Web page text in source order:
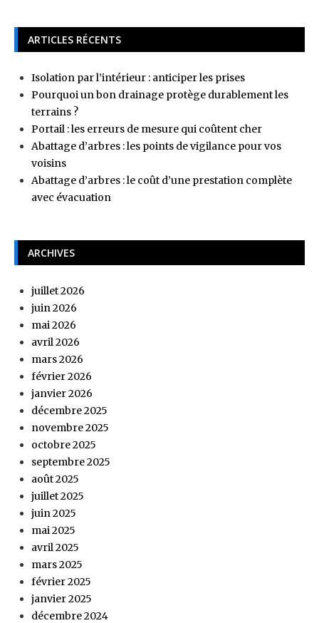
ARTICLES RÉCENTS
Isolation par l’intérieur : anticiper les prises
Pourquoi un bon drainage protège durablement les
terrains ?
Portail : les erreurs de mesure qui coûtent cher
Abattage d’arbres : les points de vigilance pour vos
voisins
Abattage d’arbres : le coût d’une prestation complète
avec évacuation
ARCHIVES
juillet 2026
juin 2026
mai 2026
avril 2026
mars 2026
février 2026
janvier 2026
décembre 2025
novembre 2025
octobre 2025
septembre 2025
août 2025
juillet 2025
juin 2025
mai 2025
avril 2025
mars 2025
février 2025
janvier 2025
décembre 2024